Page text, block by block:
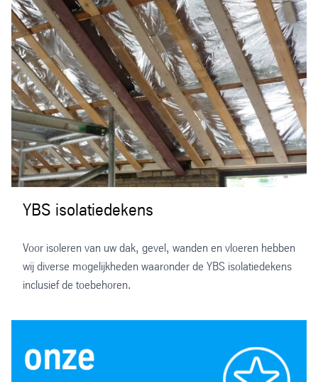
YBS isolatiedekens
Voor isoleren van uw dak, gevel, wanden en vloeren hebben
wij diverse mogelijkheden waaronder de YBS isolatiedekens
inclusief de toebehoren.